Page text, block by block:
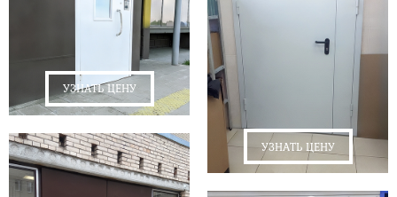
УЗНАТЬ ЦЕНУ
УЗНАТЬ ЦЕНУ